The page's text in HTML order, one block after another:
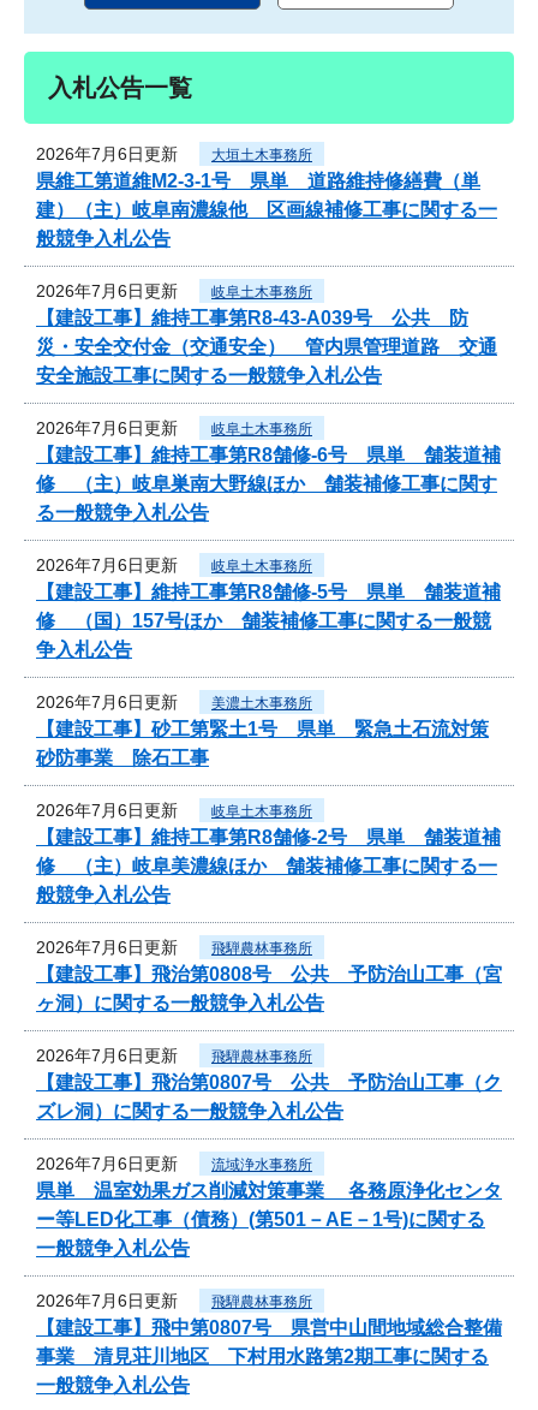
入札公告一覧
2026年7月6日更新 大垣土木事務所
県維工第道維M2-3-1号 県単 道路維持修繕費（単
建）（主）岐阜南濃線他 区画線補修工事に関する一
般競争入札公告
2026年7月6日更新 岐阜土木事務所
【建設工事】維持工事第R8-43-A039号 公共 防
災・安全交付金（交通安全） 管内県管理道路 交通
安全施設工事に関する一般競争入札公告
2026年7月6日更新 岐阜土木事務所
【建設工事】維持工事第R8舗修-6号 県単 舗装道補
修 （主）岐阜巣南大野線ほか 舗装補修工事に関す
る一般競争入札公告
2026年7月6日更新 岐阜土木事務所
【建設工事】維持工事第R8舗修-5号 県単 舗装道補
修 （国）157号ほか 舗装補修工事に関する一般競
争入札公告
2026年7月6日更新 美濃土木事務所
【建設工事】砂工第緊土1号 県単 緊急土石流対策
砂防事業 除石工事
2026年7月6日更新 岐阜土木事務所
【建設工事】維持工事第R8舗修-2号 県単 舗装道補
修 （主）岐阜美濃線ほか 舗装補修工事に関する一
般競争入札公告
2026年7月6日更新 飛騨農林事務所
【建設工事】飛治第0808号 公共 予防治山工事（宮
ヶ洞）に関する一般競争入札公告
2026年7月6日更新 飛騨農林事務所
【建設工事】飛治第0807号 公共 予防治山工事（ク
ズレ洞）に関する一般競争入札公告
2026年7月6日更新 流域浄水事務所
県単 温室効果ガス削減対策事業 各務原浄化センタ
ー等LED化工事（債務）(第501－AE－1号)に関する
一般競争入札公告
2026年7月6日更新 飛騨農林事務所
【建設工事】飛中第0807号 県営中山間地域総合整備
事業 清見荘川地区 下村用水路第2期工事に関する
一般競争入札公告